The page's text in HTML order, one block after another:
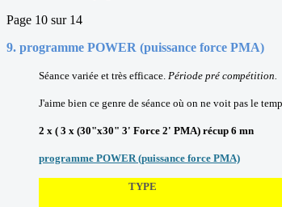
Page 10 sur 14
9. programme POWER (puissance force PMA)
Séance variée et très efficace. Période pré compétition.
J'aime bien ce genre de séance où on ne voit pas le
2 x ( 3 x (30"x30" 3' Force 2' PMA) récup 6 mn
programme POWER (puissance force PMA)
TYPE